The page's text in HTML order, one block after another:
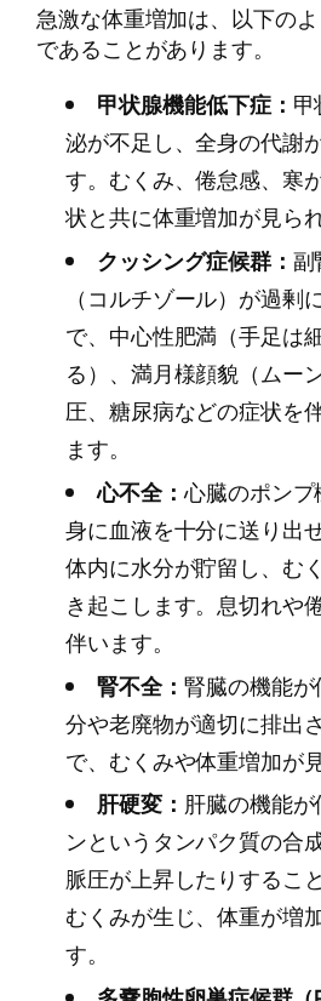
急激な体重増加は、以下の
であることがあります。
甲状腺機能低下症：
泌が不足し、全身の代謝
す。むくみ、倦怠感、寒
状と共に体重増加が見ら
クッシング症候群： 副
（コルチゾール）が過剰
で、中心性肥満（手足は
る）、満月様顔貌（ムー
圧、糖尿病などの症状を
ます。
心不全：心臓のポン
身に血液を十分に送り出
体内に水分が貯留し、む
き起こします。息切れや
伴います。
腎不全： 腎臓の機能
分や老廃物が適切に排出
で、むくみや体重増加が
肝硬変： 肝臓の機能が
ンというタンパク質の合
脈圧が上昇したりするこ
むくみが生じ、体重が増
す。